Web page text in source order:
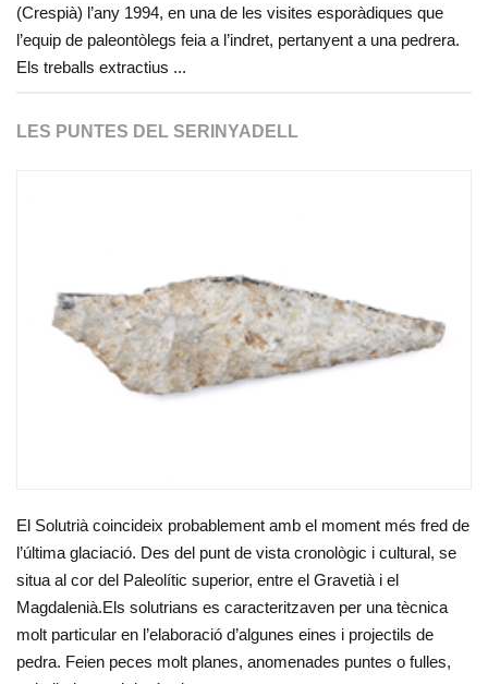
(Crespià) l’any 1994, en una de les visites esporàdiques que
l’equip de paleontòlegs feia a l’indret, pertanyent a una pedrera.
Els treballs extractius ...
LES PUNTES DEL SERINYADELL
El Solutrià coincideix probablement amb el moment més fred de
l’última glaciació. Des del punt de vista cronològic i cultural, se
situa al cor del Paleolític superior, entre el Gravetià i el
Magdalenià.Els solutrians es caracteritzaven per una tècnica
molt particular en l’elaboració d’algunes eines i projectils de
pedra. Feien peces molt planes, anomenades puntes o fulles,